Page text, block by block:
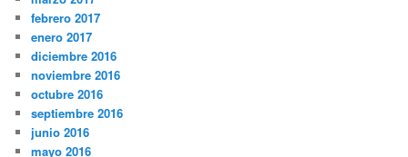
febrero 2017
enero 2017
diciembre 2016
noviembre 2016
octubre 2016
septiembre 2016
junio 2016
mayo 2016